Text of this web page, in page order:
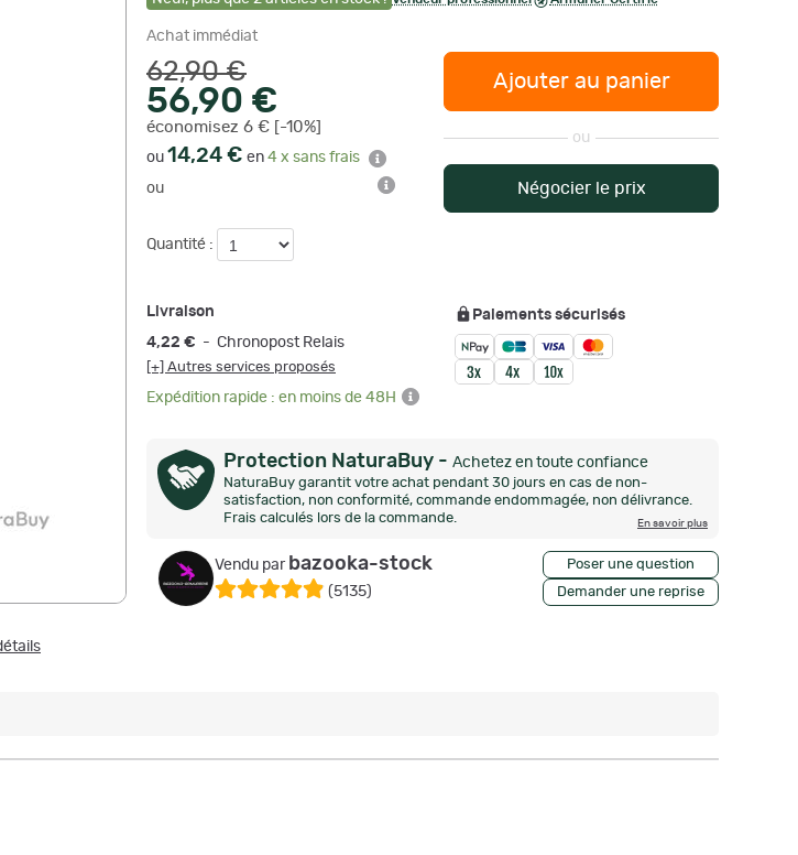
Achat immédiat
62,90 €
56,90 €
économisez 6 € [-10%]
ou 14,24 € en 4 x sans frais
ou
Quantité :
Ajouter au panier
ou
Négocier le prix
Livraison
4,22 € - Chronopost Relais
[+] Autres services proposés
Expédition rapide : en moins de 48H
Paiements sécurisés
Protection NaturaBuy - Achetez en toute confiance
NaturaBuy garantit votre achat pendant 30 jours en cas de non-
satisfaction, non conformité, commande endommagée, non délivrance.
Frais calculés lors de la commande.
En savoir plus
Vendu par bazooka-stock
(5135) Demander une reprise
Poser une question